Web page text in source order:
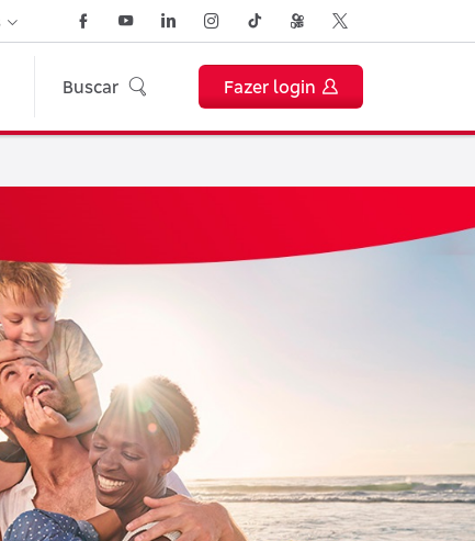
Buscar Fazer login